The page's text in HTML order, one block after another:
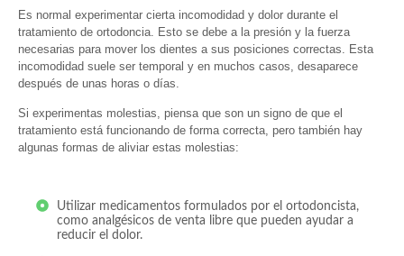
Es normal experimentar cierta incomodidad y dolor durante el
tratamiento de ortodoncia. Esto se debe a la presión y la fuerza
necesarias para mover los dientes a sus posiciones correctas. Esta
incomodidad suele ser temporal y en muchos casos, desaparece
después de unas horas o días.
Si experimentas molestias, piensa que son un signo de que el
tratamiento está funcionando de forma correcta, pero también hay
algunas formas de aliviar estas molestias:
Utilizar medicamentos formulados por el ortodoncista,
como analgésicos de venta libre que pueden ayudar a
reducir el dolor.